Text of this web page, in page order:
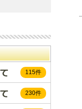
115件
230件